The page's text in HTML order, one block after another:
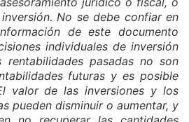
No se debe confiar en
de este documento
individuales de inversión
rentabilidades pasadas no son
futuras y es posible
valor de las inversiones y los
pueden disminuir o aumentar, y